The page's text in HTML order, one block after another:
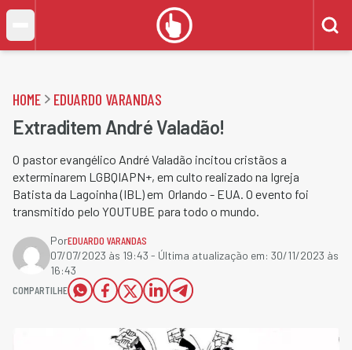
HOME EDUARDO VARANDAS
Extraditem André Valadão!
O pastor evangélico André Valadão incitou cristãos a
exterminarem LGBQIAPN+, em culto realizado na Igreja
Batista da Lagoinha (IBL) em Orlando - EUA. O evento foi
transmitido pelo YOUTUBE para todo o mundo.
PorEDUARDO VARANDAS
07/07/2023 às 19:43 - Última atualização em: 30/11/2023 às
16:43
COMPARTILHE